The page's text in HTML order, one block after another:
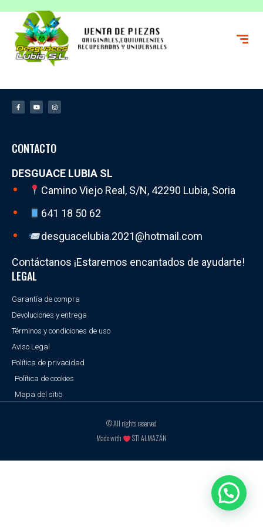
CONTACTO
DESGUACE LUBIA SL
Camino Viejo Real, S/N, 42290 Lubia, Soria
641 18 50 62
desguacelubia.2021@hotmail.com
Contáctanos ¡Estaremos encantados de ayudarte!
LEGAL
Garantía de compra
Devoluciones y entrega
Términos y condiciones de uso
Aviso Legal
Política de privacidad
Política de cookies
Mapa del sitio
© All rights reserved
Made with
STI ALMAZÁN